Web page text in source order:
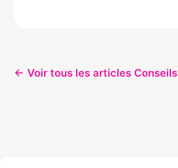
← Voir tous les articles Conseils